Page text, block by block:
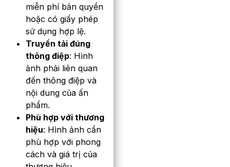
miễn phí bản quyền
hoặc có giấy phép
sử dụng hợp lệ.
Truyền tải đúng
thông điệp: Hình
ảnh phải liên quan
đến thông điệp và
nội dung của ấn
phẩm.
Phù hợp với thương
hiệu: Hình ảnh cần
phù hợp với phong
cách và giá trị của